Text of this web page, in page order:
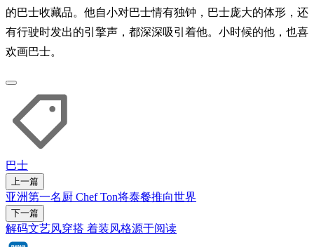
的巴士收藏品。他自小对巴士情有独钟，巴士庞大的体形，还
有行驶时发出的引擎声，都深深吸引着他。小时候的他，也喜
欢画巴士。
巴士
上一篇
亚洲第一名厨 Chef Ton将泰餐推向世界
下一篇
解码文艺风穿搭 着装风格源于阅读